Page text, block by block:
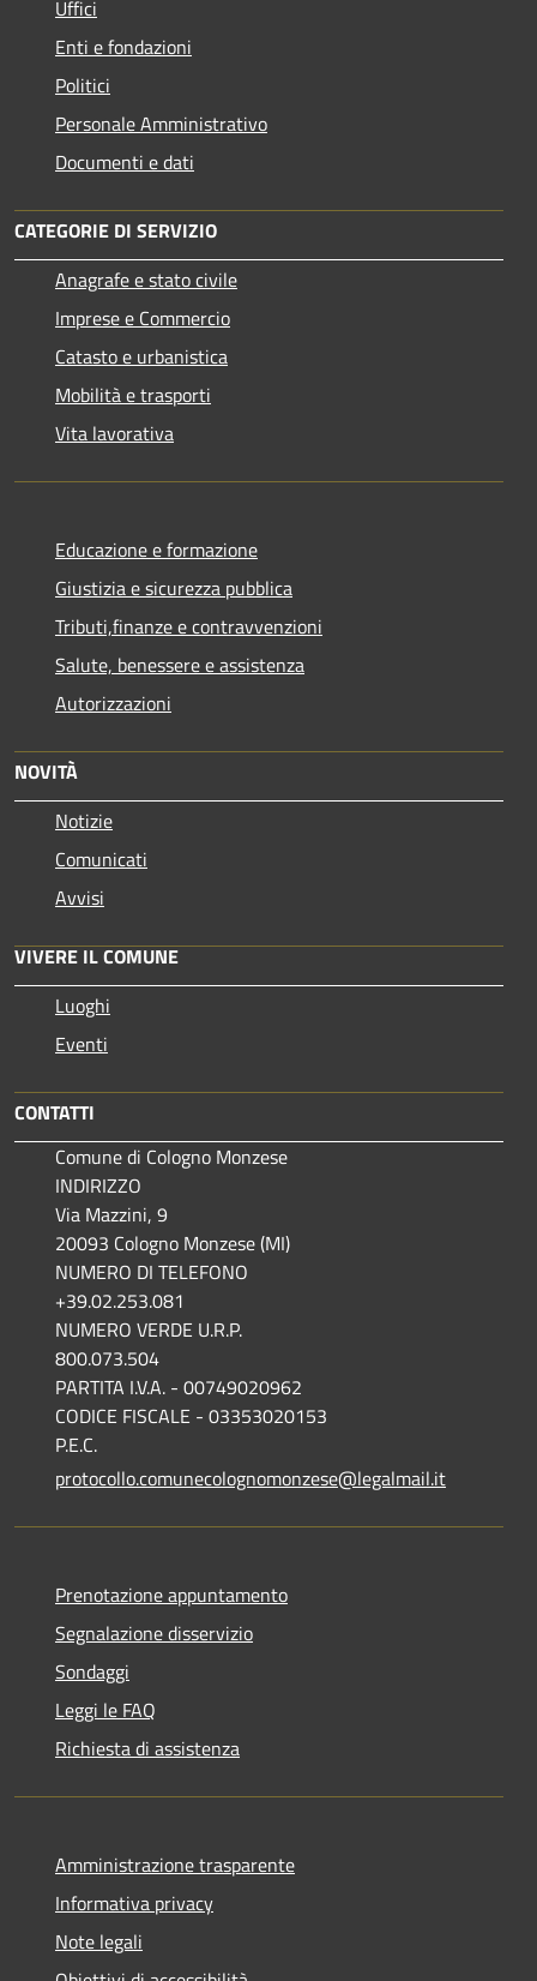
Uffici
Enti e fondazioni
Politici
Personale Amministrativo
Documenti e dati
CATEGORIE DI SERVIZIO
Anagrafe e stato civile
Imprese e Commercio
Catasto e urbanistica
Mobilità e trasporti
Vita lavorativa
Educazione e formazione
Giustizia e sicurezza pubblica
Tributi,finanze e contravvenzioni
Salute, benessere e assistenza
Autorizzazioni
NOVITÀ
Notizie
Comunicati
Avvisi
VIVERE IL COMUNE
Luoghi
Eventi
CONTATTI
Comune di Cologno Monzese
INDIRIZZO
Via Mazzini, 9
20093 Cologno Monzese (MI)
NUMERO DI TELEFONO
+39.02.253.081
NUMERO VERDE U.R.P.
800.073.504
PARTITA I.V.A. - 00749020962
CODICE FISCALE - 03353020153
P.E.C.
protocollo.comunecolognomonzese@legalmail.it
Prenotazione appuntamento
Segnalazione disservizio
Sondaggi
Leggi le FAQ
Richiesta di assistenza
Amministrazione trasparente
Informativa privacy
Note legali